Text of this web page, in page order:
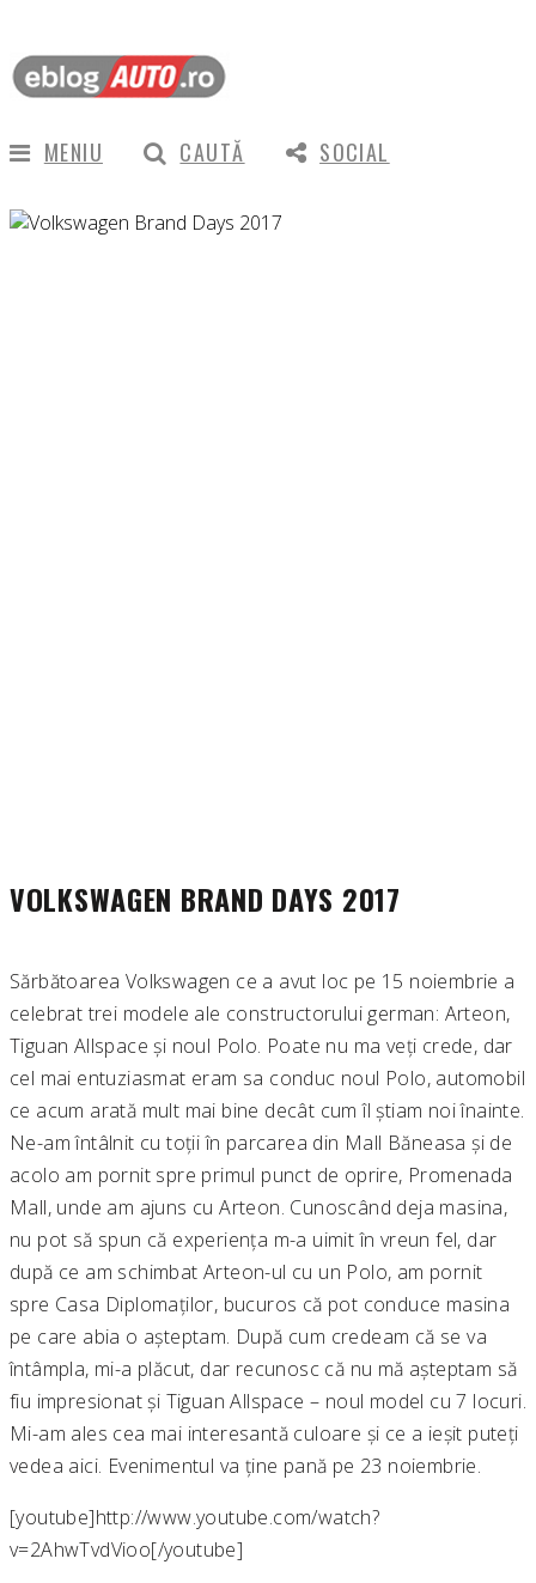
MENIU CAUTĂ SOCIAL
VOLKSWAGEN BRAND DAYS 2017
Sărbătoarea Volkswagen ce a avut loc pe 15 noiembrie a
celebrat trei modele ale constructorului german: Arteon,
Tiguan Allspace și noul Polo. Poate nu ma veți crede, dar
cel mai entuziasmat eram sa conduc noul Polo, automobil
ce acum arată mult mai bine decât cum îl știam noi înainte.
Ne-am întâlnit cu toții în parcarea din Mall Băneasa și de
acolo am pornit spre primul punct de oprire, Promenada
Mall, unde am ajuns cu Arteon. Cunoscând deja masina,
nu pot să spun că experiența m-a uimit în vreun fel, dar
după ce am schimbat Arteon-ul cu un Polo, am pornit
spre Casa Diplomaților, bucuros că pot conduce masina
pe care abia o așteptam. După cum credeam că se va
întâmpla, mi-a plăcut, dar recunosc că nu mă așteptam să
fiu impresionat și Tiguan Allspace – noul model cu 7 locuri.
Mi-am ales cea mai interesantă culoare și ce a ieșit puteți
vedea aici. Evenimentul va ține pană pe 23 noiembrie.
[youtube]http://www.youtube.com/watch?
v=2AhwTvdVioo[/youtube]